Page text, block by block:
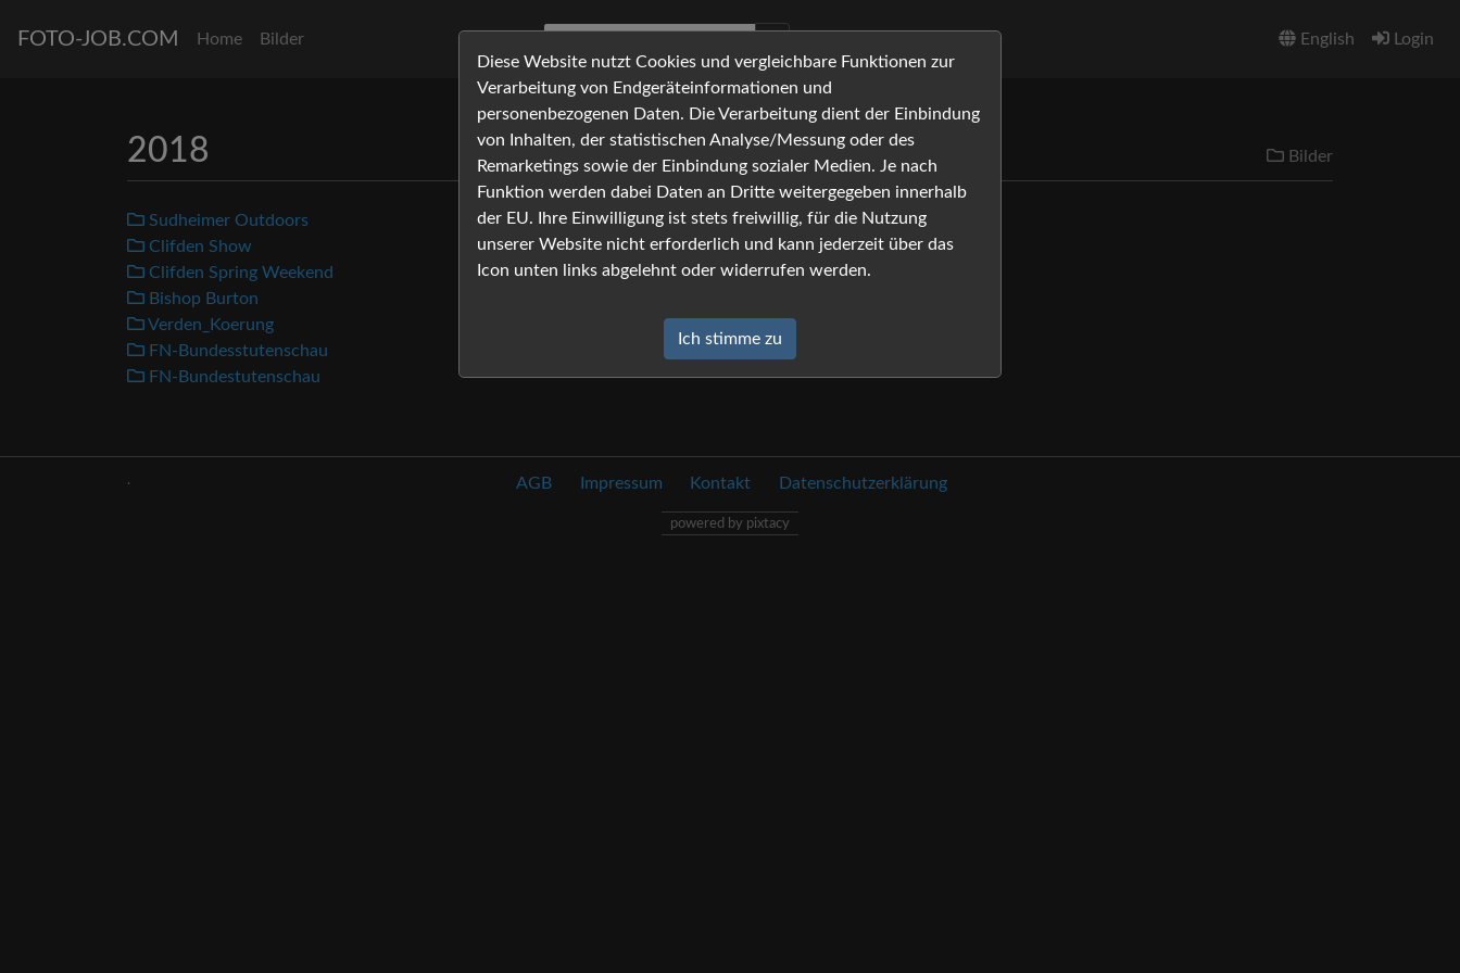
FOTO-JOB.COM Home Bilder English Login
Bilder
2018
Sudheimer Outdoors
Clifden Show
Clifden Spring Weekend
Bishop Burton
Verden_Koerung
FN-Bundesstutenschau
FN-Bundestutenschau
Diese Website nutzt Cookies und vergleichbare Funktionen zur
Verarbeitung von Endgeräteinformationen und
personenbezogenen Daten. Die Verarbeitung dient der Einbindung
von Inhalten, der statistischen Analyse/Messung oder des
Remarketings sowie der Einbindung sozialer Medien. Je nach
Funktion werden dabei Daten an Dritte weitergegeben innerhalb
der EU. Ihre Einwilligung ist stets freiwillig, für die Nutzung
unserer Website nicht erforderlich und kann jederzeit über das
Icon unten links abgelehnt oder widerrufen werden.
Ich stimme zu
. AGB Impressum Kontakt Datenschutzerklärung
powered by pixtacy